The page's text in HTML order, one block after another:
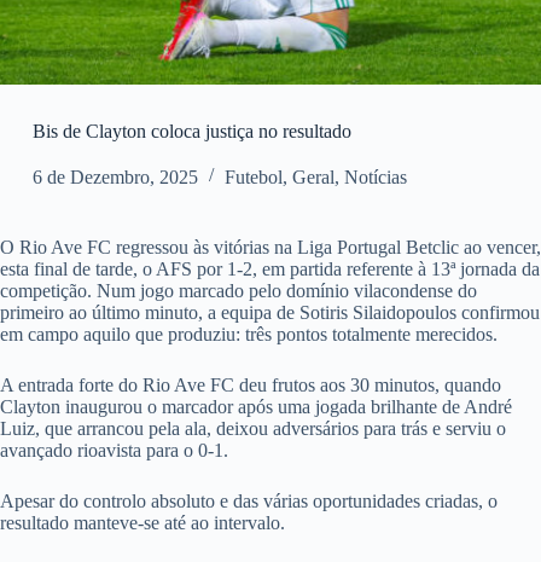
Bis de Clayton coloca justiça no resultado
6 de Dezembro, 2025 Futebol, Geral, Notícias
O Rio Ave FC regressou às vitórias na Liga Portugal Betclic ao vencer,
esta final de tarde, o AFS por 1-2, em partida referente à 13ª jornada da
competição. Num jogo marcado pelo domínio vilacondense do
primeiro ao último minuto, a equipa de Sotiris Silaidopoulos confirmou
em campo aquilo que produziu: três pontos totalmente merecidos.
A entrada forte do Rio Ave FC deu frutos aos 30 minutos, quando
Clayton inaugurou o marcador após uma jogada brilhante de André
Luiz, que arrancou pela ala, deixou adversários para trás e serviu o
avançado rioavista para o 0-1.
Apesar do controlo absoluto e das várias oportunidades criadas, o
resultado manteve-se até ao intervalo.